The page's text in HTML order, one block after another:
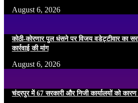
August 6, 2026
कोठी-कोरणार पुल धंसने पर विजय वडेट्टीवार का
कार्रवाई की मांग
August 6, 2026
चंद्रपुर में 67 सरकारी और निजी कार्यालयों को